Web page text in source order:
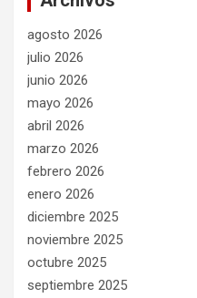
agosto 2026
julio 2026
junio 2026
mayo 2026
abril 2026
marzo 2026
febrero 2026
enero 2026
diciembre 2025
noviembre 2025
octubre 2025
septiembre 2025